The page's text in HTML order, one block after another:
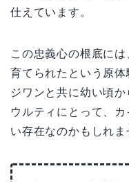
仕えています。
この忠義心の根底に
育てられたという原
ジワンと共に幼い頃
ウルティにとって、
い存在なのかもしれま